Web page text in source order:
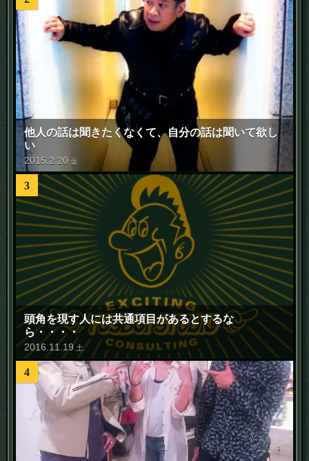
他人の話は聞きたくなくて、自分の話は聞いて欲し
い
2015.2.20 金
3
頭角を現す人には共通項目があるとするな
ら・・・・
2016.11.19 土
4